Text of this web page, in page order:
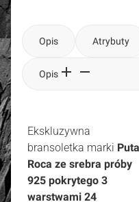
Opis Atrybuty
Opis
Ekskluzywna
bransoletka marki Puta
Roca ze srebra próby
925 pokrytego 3
warstwami 24